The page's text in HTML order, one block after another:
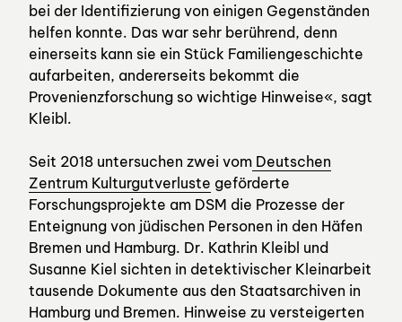
bei der Identifizierung von einigen Gegenständen
helfen konnte. Das war sehr berührend, denn
einerseits kann sie ein Stück Familiengeschichte
aufarbeiten, andererseits bekommt die
Provenienzforschung so wichtige Hinweise«, sagt
Kleibl.
Seit 2018 untersuchen zwei vom Deutschen
Zentrum Kulturgutverluste geförderte
Forschungsprojekte am DSM die Prozesse der
Enteignung von jüdischen Personen in den Häfen
Bremen und Hamburg. Dr. Kathrin Kleibl und
Susanne Kiel sichten in detektivischer Kleinarbeit
tausende Dokumente aus den Staatsarchiven in
Hamburg und Bremen. Hinweise zu versteigerten